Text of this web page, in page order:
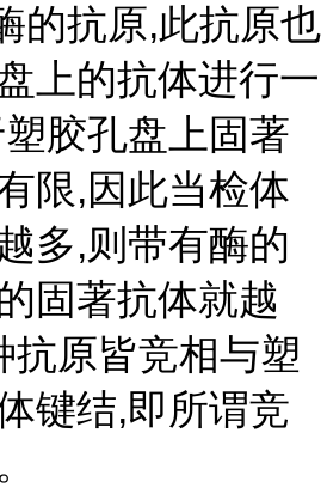
的抗原,此抗原也
上的抗体进行一
胶孔盘上固著
限,因此当检体
多,则带有酶的
固著抗体就越
抗原皆竞相与塑
键结,即所谓竞